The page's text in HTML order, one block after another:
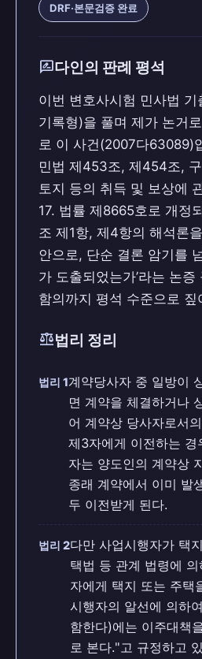
DRF·본문검증 완료
rate_review다인의 판례 평석
이번 변호사시험 민사법 기
기록형)을 풀며 제가 논거
로 이 사건(2007다63089)
민법 제453조, 제454조,
토지 등의 취득 및 보상에
17. 법률 제8665호로 개정
조 제1항, 제4항의 해석론
안으로, 단순 결론 암기를
가 도출되었는가’라는 논
함의까지 평석 수준으로 짚
balance법리 정리
법리 1계약당사자 중 일방이
면 계약을 체결하거나
어 계약상 당사자로서
제3자에게 이전하는
자는 양도인의 계약상
종래 계약에서 이미 발
두 이전받게 된다.
법리 2다만 사업시행자가 택
택법 등 관계 법령에
자에게 택지 또는 주택
시행자의 알선에 의하
함한다)에는 이주대책
로 본다."고 규정하고